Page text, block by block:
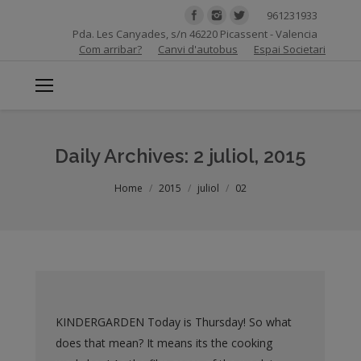
961231933
Pda. Les Canyades, s/n 46220 Picassent - Valencia
Com arribar?
Canvi d'autobus Espai Societari
Daily Archives: 2 juliol, 2015
Home 2015 juliol 02
KINDERGARDEN Today is Thursday! So what
does that mean? It means its the cooking